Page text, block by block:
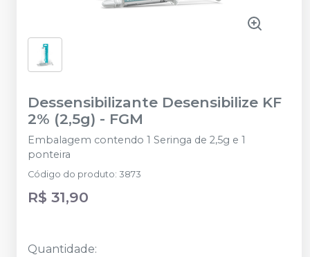
Dessensibilizante Desensibilize KF
2% (2,5g) - FGM
Embalagem contendo 1 Seringa de 2,5g e 1
ponteira
Código do produto: 3873
R$ 31,90
Quantidade: